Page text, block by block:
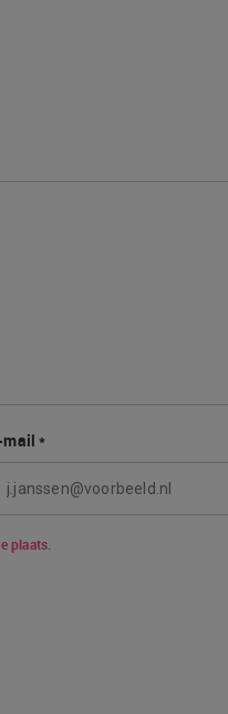
mail*
plaats.